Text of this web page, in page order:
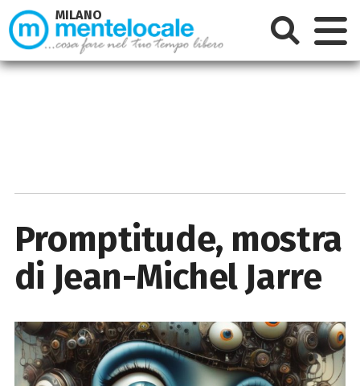
Promptitude, mostra
di Jean-Michel Jarre
MILANO